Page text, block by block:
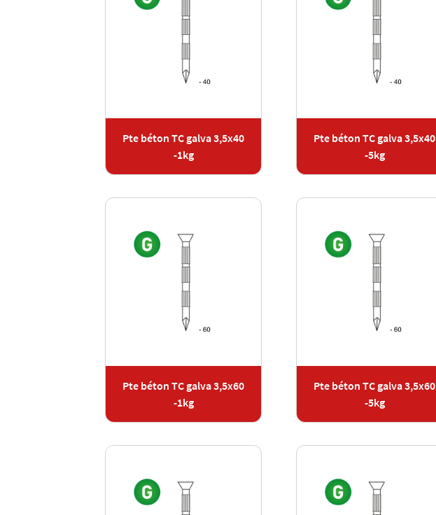
Pte béton TC galva 3,5x40
-1kg
Pte béton TC galva 3,5x40
-5kg
Pte béton TC galva 3,5x60
-1kg
Pte béton TC galva 3,5x60
-5kg